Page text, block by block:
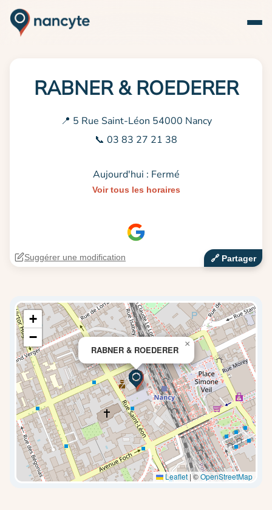
RABNER & ROEDERER
📍 5 Rue Saint-Léon 54000 Nancy
📞 03 83 27 21 38
Aujourd'hui : Fermé
Voir tous les horaires
🔗‍️ Partager
Suggérer une modification
RABNER & ROEDERER
×
+
−
Leaflet |©OpenStreetMap